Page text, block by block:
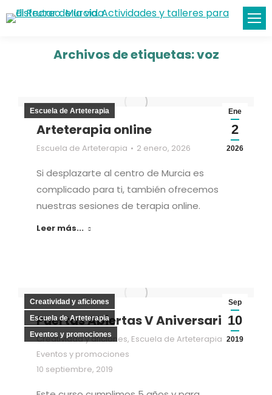
Archivos de etiquetas:voz
Ene
2
2026
Escuela de Arteterapia
Arteterapia online
Escuela de Arteterapia 2 enero, 2026
Si desplazarte al centro de Murcia es
complicado para ti, también ofrecemos
nuestras sesiones de terapia online.
Leer más...
Sep
10
2019
Creatividad y aficiones
Escuela de Arteterapia
Eventos y promociones
Puertas Abiertas V Aniversario
Creatividad y aficiones, Escuela de Arteterapia
Eventos y promociones
10 septiembre, 2019